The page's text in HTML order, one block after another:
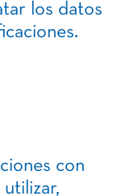
los datos
con